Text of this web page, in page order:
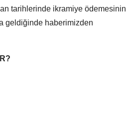
tarihlerinde ikramiye ödemesinin
geldiğinde haberimizden